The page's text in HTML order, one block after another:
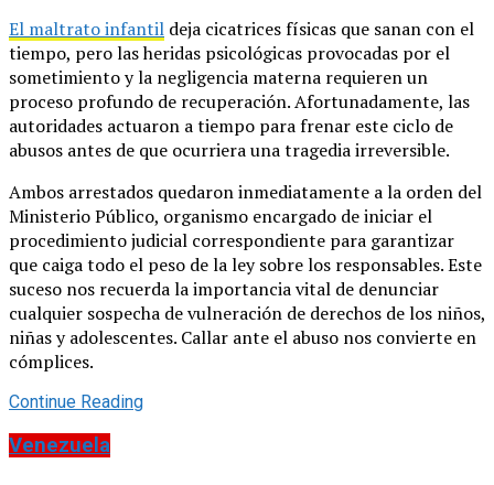
El maltrato infantil deja cicatrices físicas que sanan con el
tiempo, pero las heridas psicológicas provocadas por el
sometimiento y la negligencia materna requieren un
proceso profundo de recuperación. Afortunadamente, las
autoridades actuaron a tiempo para frenar este ciclo de
abusos antes de que ocurriera una tragedia irreversible.
Ambos arrestados quedaron inmediatamente a la orden del
Ministerio Público, organismo encargado de iniciar el
procedimiento judicial correspondiente para garantizar
que caiga todo el peso de la ley sobre los responsables. Este
suceso nos recuerda la importancia vital de denunciar
cualquier sospecha de vulneración de derechos de los niños,
niñas y adolescentes. Callar ante el abuso nos convierte en
cómplices.
Continue Reading
Venezuela